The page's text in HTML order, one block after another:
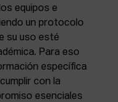
equipos e
un protocolo
su uso esté
Para eso
específica
con la
esenciales